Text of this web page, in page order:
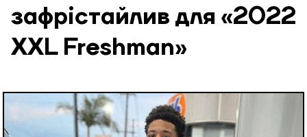
зафрістайлив для «2022
XXL Freshman»